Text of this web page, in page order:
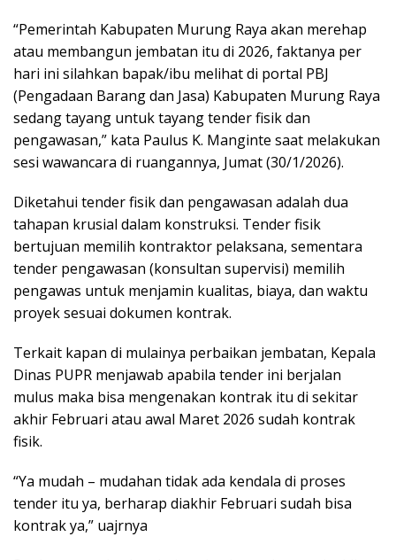
“Pemerintah Kabupaten Murung Raya akan merehap
atau membangun jembatan itu di 2026, faktanya per
hari ini silahkan bapak/ibu melihat di portal PBJ
(Pengadaan Barang dan Jasa) Kabupaten Murung Raya
sedang tayang untuk tayang tender fisik dan
pengawasan,” kata Paulus K. Manginte saat melakukan
sesi wawancara di ruangannya, Jumat (30/1/2026).
Diketahui tender fisik dan pengawasan adalah dua
tahapan krusial dalam konstruksi. Tender fisik
bertujuan memilih kontraktor pelaksana, sementara
tender pengawasan (konsultan supervisi) memilih
pengawas untuk menjamin kualitas, biaya, dan waktu
proyek sesuai dokumen kontrak.
Terkait kapan di mulainya perbaikan jembatan, Kepala
Dinas PUPR menjawab apabila tender ini berjalan
mulus maka bisa mengenakan kontrak itu di sekitar
akhir Februari atau awal Maret 2026 sudah kontrak
fisik.
“Ya mudah – mudahan tidak ada kendala di proses
tender itu ya, berharap diakhir Februari sudah bisa
kontrak ya,” uajrnya